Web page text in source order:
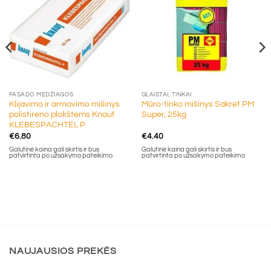
FASADO MEDŽIAGOS
Klijavimo ir armavimo mišinys
polistireno plokštėms Knauf
KLEBESPACHTEL P
€6.80
Galutinė kaina gali skirtis ir bus
patvirtinta po užsakymo pateikimo
GLAISTAI, TINKAI
Mūro-tinko mišinys Sakret PM
Super, 25kg
€4.40
Galutinė kaina gali skirtis ir bus
patvirtinta po užsakymo pateikimo
NAUJAUSIOS PREKĖS